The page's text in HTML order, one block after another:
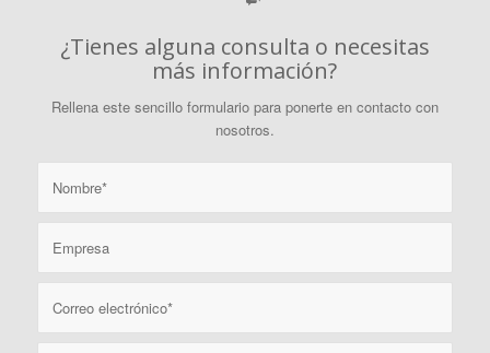
¿Tienes alguna consulta o necesitas
más información?
Rellena este sencillo formulario para ponerte en contacto con
nosotros.